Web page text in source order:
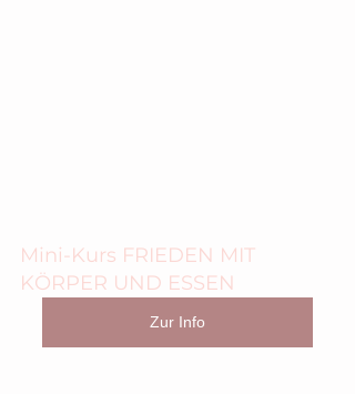
Mini-Kurs FRIEDEN MIT
KÖRPER UND ESSEN
Zur Info